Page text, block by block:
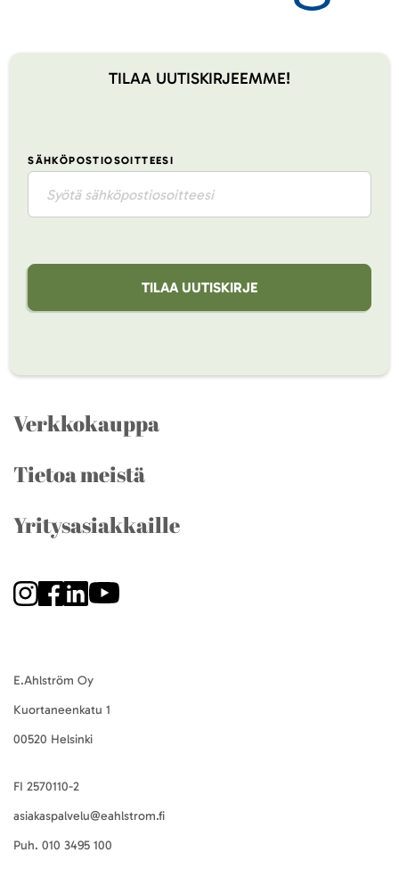
TILAA UUTISKIRJEEMME!
SÄHKÖPOSTIOSOITTEESI
TILAA UUTISKIRJE
Verkkokauppa
Tietoa meistä
Yritysasiakkaille
E.Ahlström Oy
Kuortaneenkatu 1
00520 Helsinki
FI 2570110-2
asiakaspalvelu@eahlstrom.fi
Puh. 010 3495 100